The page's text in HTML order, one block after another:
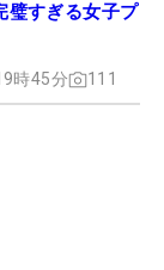
璧すぎる女子プ
時45分 111